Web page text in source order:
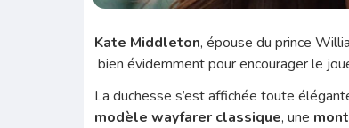
Kate Middleton, épouse du prince
bien évidemment pour encourager le
La duchesse s’est affichée toute
modèle wayfarer classique, une